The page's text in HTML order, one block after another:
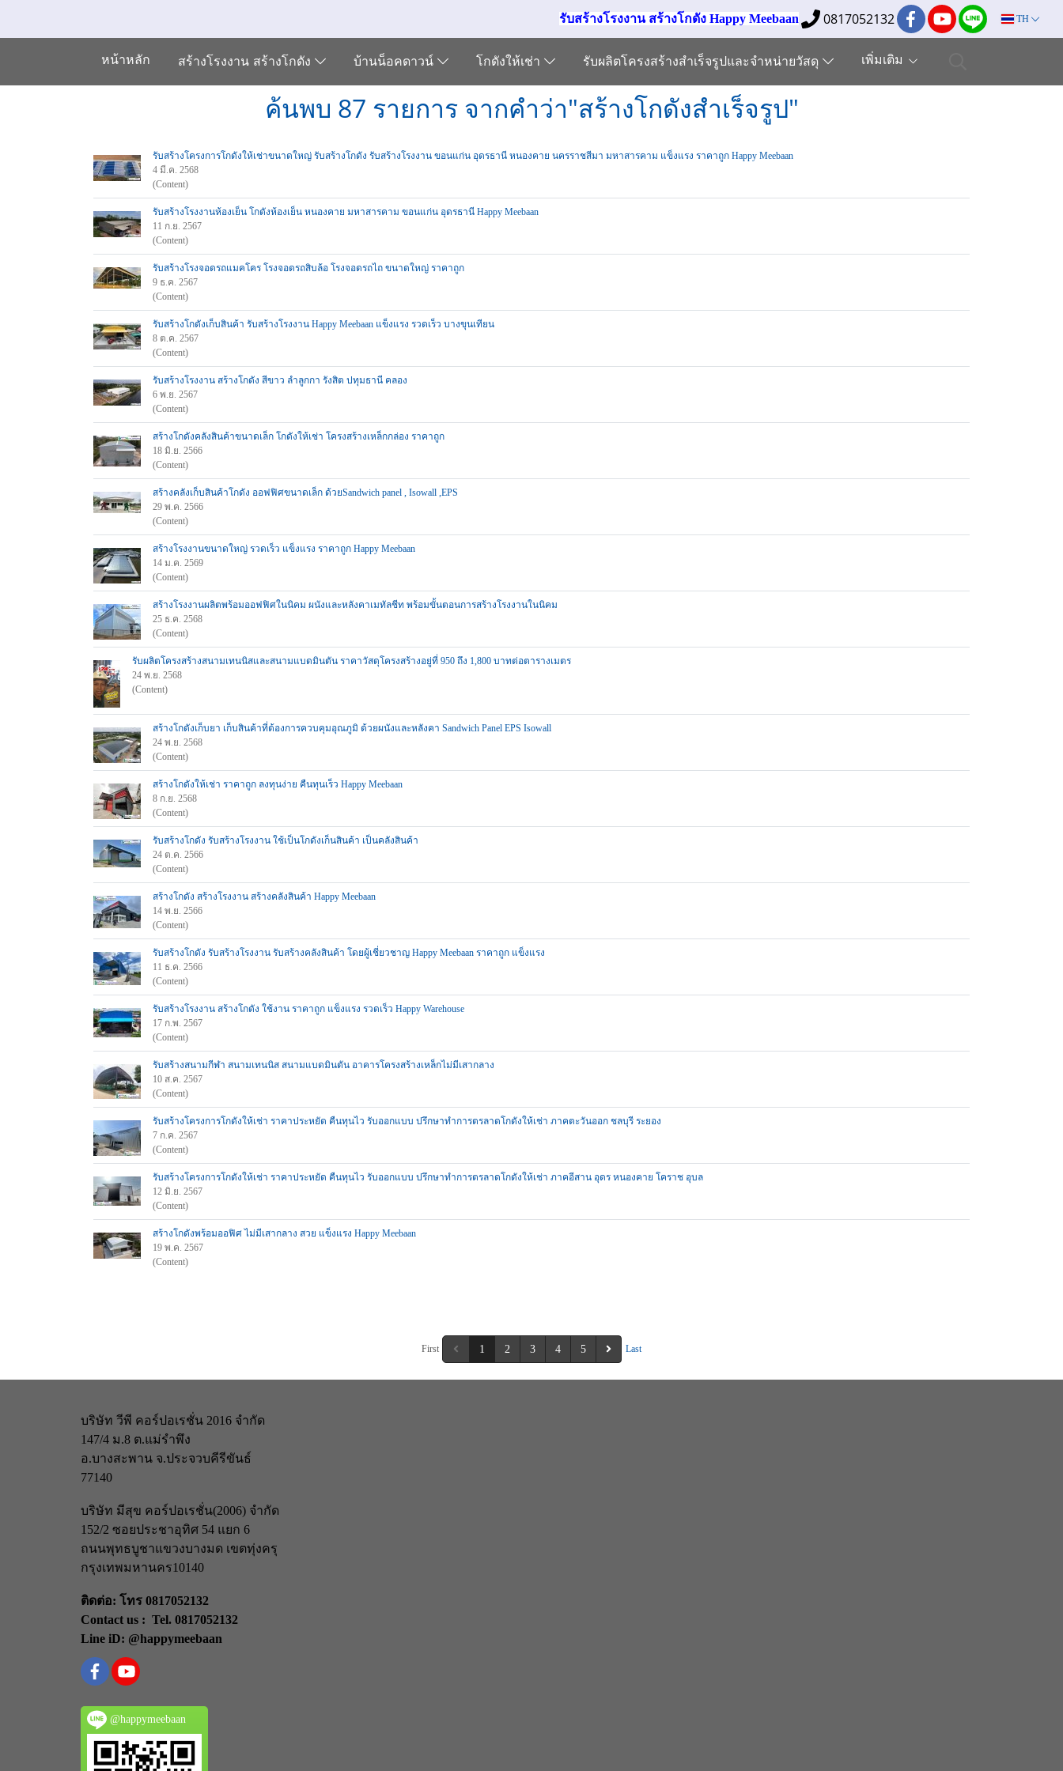
รับสร้างโรงงาน สร้างโกดัง Happy Meebaan 0817052132 TH
หน้าหลัก สร้างโรงงาน สร้างโกดัง บ้านน็อคดาวน์ โกดังให้เช่า รับผลิตโครงสร้างสำเร็จรูปและจำหน่ายวัสดุ เพิ่มเติม
ค้นพบ 87 รายการ จากคำว่า"สร้างโกดังสำเร็จรูป"
รับสร้างโครงการโกดังให้เช่าขนาดใหญ่ รับสร้างโกดัง รับสร้างโรงงาน ขอนแก่น อุดรธานี หนองคาย นครราชสีมา มหาสารคาม แข็งแรง ราคาถูก Happy Meebaan
4 มี.ค. 2568
(Content)
รับสร้างโรงงานห้องเย็น โกดังห้องเย็น หนองคาย มหาสารคาม ขอนแก่น อุดรธานี Happy Meebaan
11 ก.ย. 2567
(Content)
รับสร้างโรงจอดรถแมคโคร โรงจอดรถสิบล้อ โรงจอดรถไถ ขนาดใหญ่ ราคาถูก
9 ธ.ค. 2567
(Content)
รับสร้างโกดังเก็บสินค้า รับสร้างโรงงาน Happy Meebaan แข็งแรง รวดเร็ว บางขุนเทียน
8 ต.ค. 2567
(Content)
รับสร้างโรงงาน สร้างโกดัง สีขาว ลำลูกกา รังสิต ปทุมธานี คลอง
6 พ.ย. 2567
(Content)
สร้างโกดังคลังสินค้าขนาดเล็ก โกดังให้เช่า โครงสร้างเหล็กกล่อง ราคาถูก
18 มิ.ย. 2566
(Content)
สร้างคลังเก็บสินค้าโกดัง ออฟฟิศขนาดเล็ก ด้วยSandwich panel , Isowall ,EPS
29 พ.ค. 2566
(Content)
สร้างโรงงานขนาดใหญ่ รวดเร็ว แข็งแรง ราคาถูก Happy Meebaan
14 ม.ค. 2569
(Content)
สร้างโรงงานผลิตพร้อมออฟฟิศในนิคม ผนังและหลังคาเมทัลชีท พร้อมขั้นตอนการสร้างโรงงานในนิคม
25 ธ.ค. 2568
(Content)
รับผลิตโครงสร้างสนามเทนนิสและสนามแบดมินตัน ราคาวัสดุโครงสร้างอยู่ที่ 950 ถึง 1,800 บาทต่อตารางเมตร
24 พ.ย. 2568
(Content)
สร้างโกดังเก็บยา เก็บสินค้าที่ต้องการควบคุมอุณภูมิ ด้วยผนังและหลังคา Sandwich Panel EPS Isowall
24 พ.ย. 2568
(Content)
สร้างโกดังให้เช่า ราคาถูก ลงทุนง่าย คืนทุนเร็ว Happy Meebaan
8 ก.ย. 2568
(Content)
รับสร้างโกดัง รับสร้างโรงงาน ใช้เป็นโกดังเก็นสินค้า เป็นคลังสินค้า
24 ต.ค. 2566
(Content)
สร้างโกดัง สร้างโรงงาน สร้างคลังสินค้า Happy Meebaan
14 พ.ย. 2566
(Content)
รับสร้างโกดัง รับสร้างโรงงาน รับสร้างคลังสินค้า โดยผู้เชี่ยวชาญ Happy Meebaan ราคาถูก แข็งแรง
11 ธ.ค. 2566
(Content)
รับสร้างโรงงาน สร้างโกดัง ใช้งาน ราคาถูก แข็งแรง รวดเร็ว Happy Warehouse
17 ก.พ. 2567
(Content)
รับสร้างสนามกีฬา สนามเทนนิส สนามแบดมินตัน อาคารโครงสร้างเหล็กไม่มีเสากลาง
10 ส.ค. 2567
(Content)
รับสร้างโครงการโกดังให้เช่า ราคาประหยัด คืนทุนไว รับออกแบบ ปรึกษาทำการตรลาดโกดังให้เช่า ภาคตะวันออก ชลบุรี ระยอง
7 ก.ค. 2567
(Content)
รับสร้างโครงการโกดังให้เช่า ราคาประหยัด คืนทุนไว รับออกแบบ ปรึกษาทำการตรลาดโกดังให้เช่า ภาคอีสาน อุดร หนองคาย โคราช อุบล
12 มิ.ย. 2567
(Content)
สร้างโกดังพร้อมออฟิศ ไม่มีเสากลาง สวย แข็งแรง Happy Meebaan
19 พ.ค. 2567
(Content)
First 1 2 3 4 5 Last
บริษัท วีพี คอร์ปอเรชั่น 2016 จำกัด
147/4 ม.8 ต.แม่รำพึง
อ.บางสะพาน จ.ประจวบคีรีขันธ์
77140
บริษัท มีสุข คอร์ปอเรชั่น(2006) จำกัด
152/2 ซอยประชาอุทิศ 54 แยก 6
ถนนพุทธบูชาแขวงบางมด เขตทุ่งครุ
กรุงเทพมหานคร10140
ติดต่อ: โทร 0817052132
Contact us : Tel. 0817052132
Line iD: @happymeebaan
@happymeebaan